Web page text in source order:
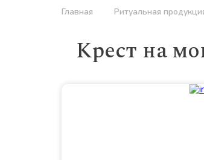
Главная Ритуальная
Крест на